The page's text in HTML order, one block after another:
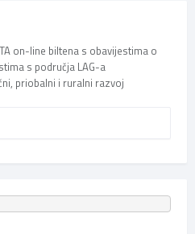
on-line biltena s obavijestima o
s područja LAG-a
priobalni i ruralni razvoj